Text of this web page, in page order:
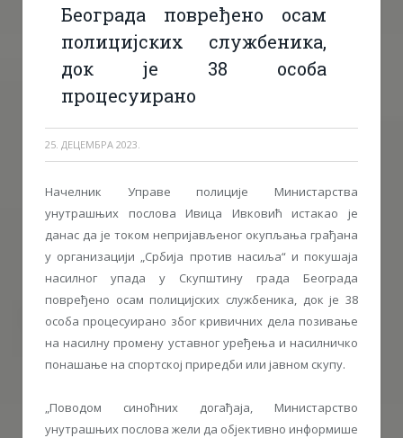
Београда повређено осам
полицијских службеника,
док је 38 особа
процесуирано
25. ДЕЦЕМБРА 2023.
Начелник Управе полиције Министарства
унутрашњих послова Ивица Ивковић истакао је
данас да је током непријављеног окупљања грађана
у организацији „Србија против насиља“ и покушаја
насилног упада у Скупштину града Београда
повређено осам полицијских службеника, док је 38
особа процесуирано због кривичних дела позивање
на насилну промену уставног уређења и насилничко
понашање на спортској приредби или јавном скупу.
„Поводом синоћних догађаја, Министарство
унутрашњих послова жели да објективно информише